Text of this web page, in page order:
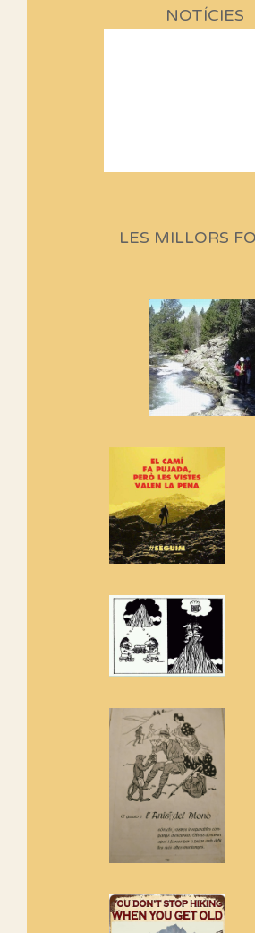
NOTÍCIES
Aquí teniu la primera
Si no podem caminar,
cosa hem de fer...
Els Centpeus signen
Manifest a favor dels
Si ets una entitat o
adhereix-te al manifest!
Rebem un diploma
Amics de Sant Aniol
Els Centpeus estem
de l'entorn de Sant Aniol
LES MILLORS